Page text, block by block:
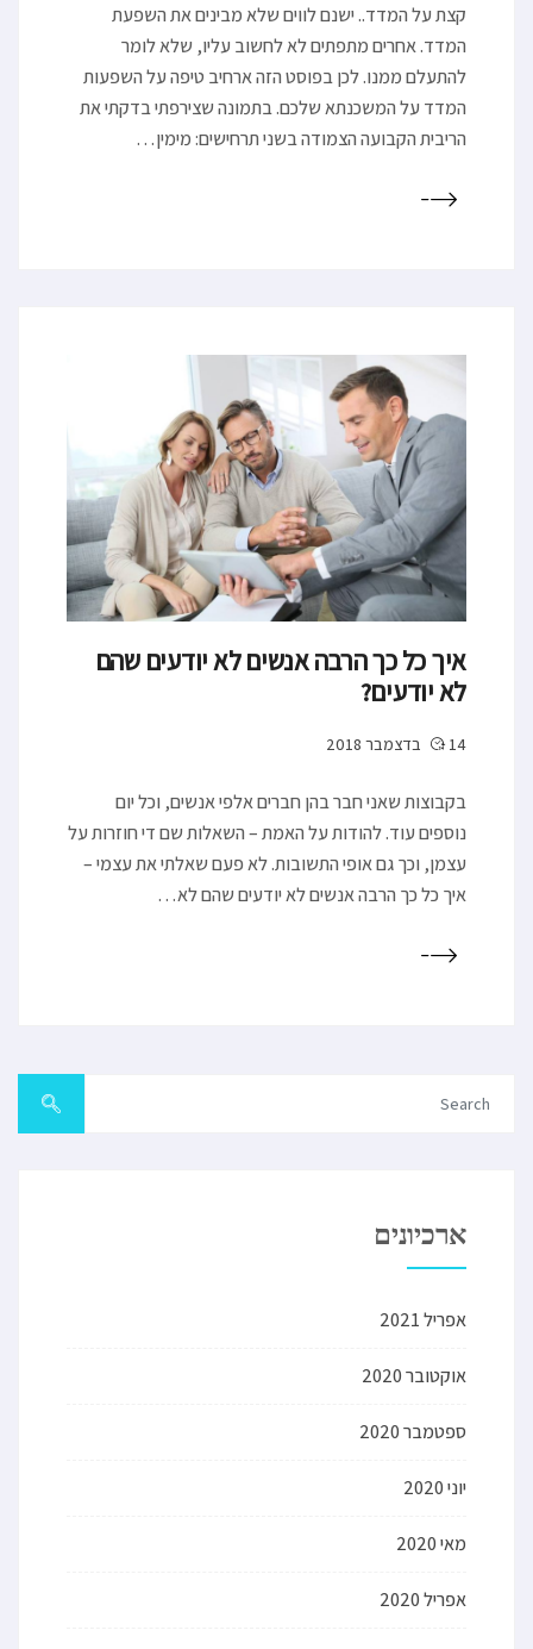
קצת על המדד.. ישנם לווים שלא מבינים את השפעת
המדד. אחרים מתפתים לא לחשוב עליו, שלא לומר
להתעלם ממנו. לכן בפוסט הזה ארחיב טיפה על השפעות
המדד על המשכנתא שלכם. בתמונה שצירפתי בדקתי את
הריבית הקבועה הצמודה בשני תרחישים: מימין…
איך כל כך הרבה אנשים לא יודעים שהם
לא יודעים?
14 בדצמבר 2018
בקבוצות שאני חבר בהן חברים אלפי אנשים, וכל יום
נוספים עוד. להודות על האמת – השאלות שם די חוזרות על
עצמן, וכך גם אופי התשובות. לא פעם שאלתי את עצמי –
איך כל כך הרבה אנשים לא יודעים שהם לא…
ארכיונים
אפריל 2021
אוקטובר 2020
ספטמבר 2020
יוני 2020
מאי 2020
אפריל 2020